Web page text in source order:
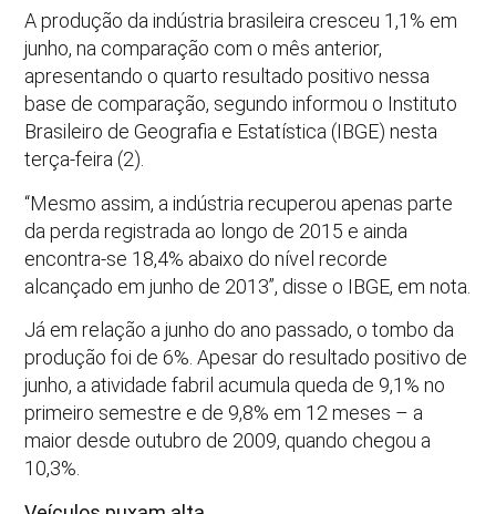
A produção da indústria brasileira cresceu 1,1% em
junho, na comparação com o mês anterior,
apresentando o quarto resultado positivo nessa
base de comparação, segundo informou o Instituto
Brasileiro de Geografia e Estatística (IBGE) nesta
terça-feira (2).
“Mesmo assim, a indústria recuperou apenas parte
da perda registrada ao longo de 2015 e ainda
encontra-se 18,4% abaixo do nível recorde
alcançado em junho de 2013”, disse o IBGE, em nota.
Já em relação a junho do ano passado, o tombo da
produção foi de 6%. Apesar do resultado positivo de
junho, a atividade fabril acumula queda de 9,1% no
primeiro semestre e de 9,8% em 12 meses – a
maior desde outubro de 2009, quando chegou a
10,3%.